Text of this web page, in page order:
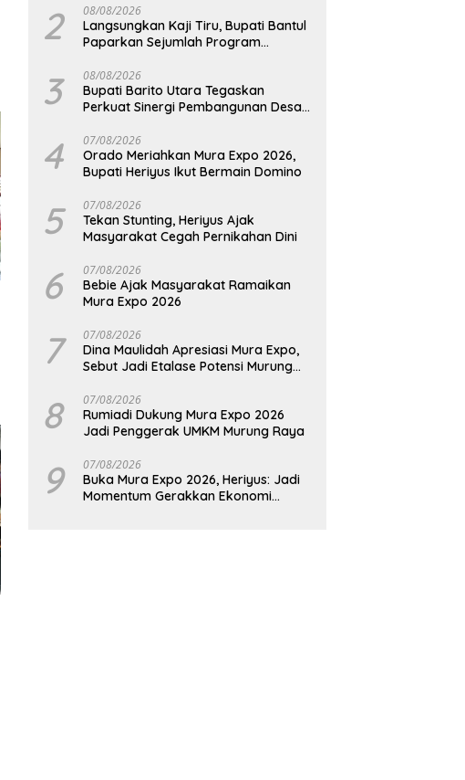
Progo
2 08/08/2026
Langsungkan Kaji Tiru, Bupati Bantul
Paparkan Sejumlah Program
3 08/08/2026
Bupati Barito Utara Tegaskan
Perkuat Sinergi Pembangunan Desa
Hadapi Potensi Karhutla
4 07/08/2026
Orado Meriahkan Mura Expo 2026,
Bupati Heriyus Ikut Bermain Domino
5 07/08/2026
Tekan Stunting, Heriyus Ajak
Masyarakat Cegah Pernikahan Dini
6 07/08/2026
Bebie Ajak Masyarakat Ramaikan
Mura Expo 2026
7 07/08/2026
Dina Maulidah Apresiasi Mura Expo,
Sebut Jadi Etalase Potensi Murung
8 07/08/2026
Rumiadi Dukung Mura Expo 2026
Jadi Penggerak UMKM Murung Raya
9 07/08/2026
Buka Mura Expo 2026, Heriyus: Jadi
Momentum Gerakkan Ekonomi